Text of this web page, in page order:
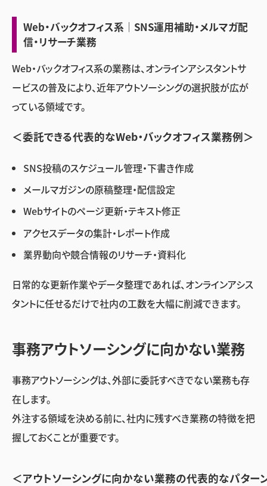
Web・バックオフィス系｜SNS運用補助・メルマガ配
信・リサーチ業務
Web・バックオフィス系の業務は、オンラインアシスタントサ
ービスの普及により、近年アウトソーシングの選択肢が広が
っている領域です。
＜委託できる代表的なWeb・バックオフィス業務例＞
SNS投稿のスケジュール管理・下書き作成
メールマガジンの原稿整理・配信設定
Webサイトのページ更新・テキスト修正
アクセスデータの集計・レポート作成
業界動向や競合情報のリサーチ・資料化
日常的な更新作業やデータ整理であれば、オンラインアシス
タントに任せるだけで社内の工数を大幅に削減できます。
事務アウトソーシングに向かない業務
事務アウトソーシングは、外部に委託すべきでない業務も存
在します。
外注する領域を決める前に、社内に残すべき業務の特徴を把
握しておくことが重要です。
＜アウトソーシングに向かない業務の代表的なパター